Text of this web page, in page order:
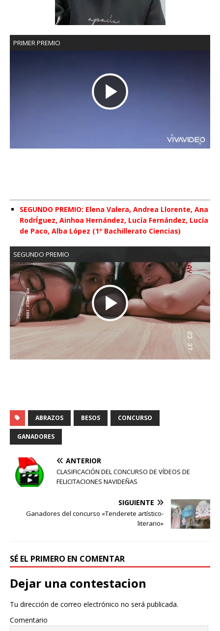
PRIMER PREMIO
R
r
u
r
e
o
SEGUNDO PREMIO: Elena Valera, Andrea Llorente, Ana
RodrÍguez, Ainhoa Hernández, Lucía Fernández, Lucía
de Paco, Alba López (1º Bachillerato Ciencias)
SEGUNDO PREMIO
R
r
d
c
ABRAZOS BESOS CONCURSO
GANADORES
ANTERIOR
CLASIFICACIÓN DEL CONCURSO DE VÍDEOS DE
FELICITACIONES NAVIDEÑAS
SIGUIENTE
Ganadores del concurso «Tenderete artístico-
literario»
SÉ EL PRIMERO EN COMENTAR
Dejar una contestacion
Tu dirección de correo electrónico no será publicada.
Comentario